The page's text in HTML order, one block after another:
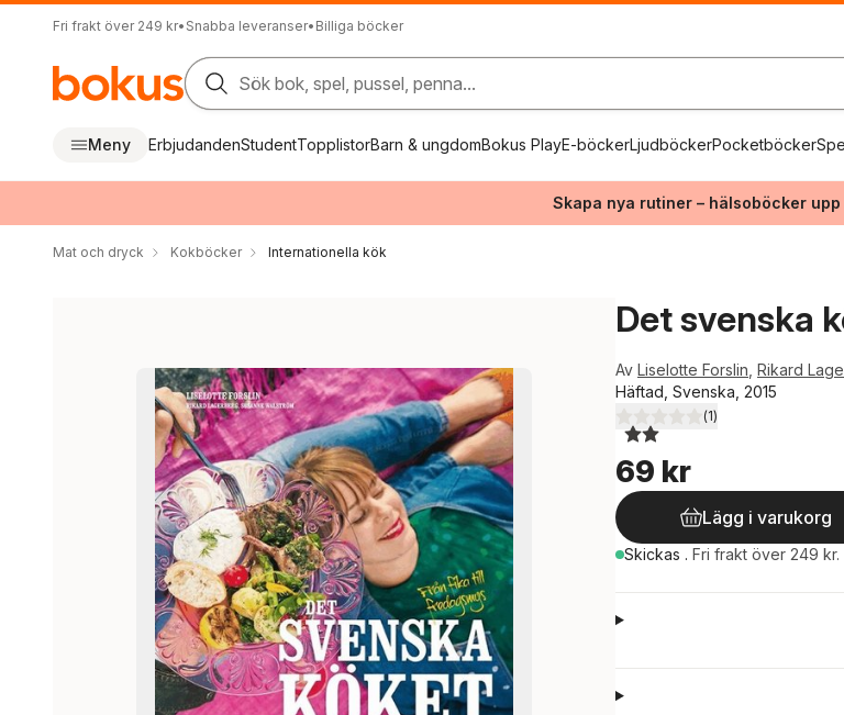
Fri frakt över 249 kr• Snabba leveranser• Billiga böcker
Sök bok, spel, pussel, penna...
Meny ErbjudandenStudentTopplistorBarn & ungdomBokus PlayE-böckerLjudböckerPocketböcker
Skapa nya rutiner – hälsoböcker
Mat och dryck Kokböcker Internationella kök
Det svenska
Av Liselotte Forslin Rikard
Häftad, Svenska, 2015
2,0utav 5 stjärnor. Totalt antal
(1)
69 kr
Lägg i varukorg
Skickas . Fri frakt över 249 kr.